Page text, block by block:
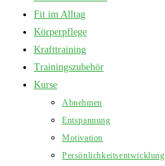
Fit im Alltag
Körperpflege
Krafttraining
Trainingszubehör
Kurse
Abnehmen
Entspannung
Motivation
Persönlichkeitsentwicklung